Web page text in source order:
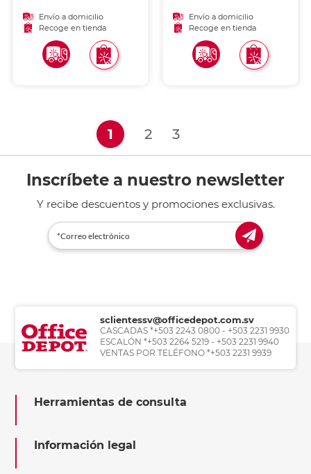
Envío a domicilio
Recoge en tienda
Envío a domicilio
Recoge en tienda
1 (current)
2 3
Inscríbete a nuestro newsletter
Y recibe descuentos y promociones exclusivas.
sclientessv@officedepot.com.sv
CASCADAS *+503 2243 0800 - +503 2231 9930
ESCALÓN *+503 2264 5219 - +503 2231 9940
VENTAS POR TELÉFONO *+503 2231 9939
Herramientas de consulta
Información legal